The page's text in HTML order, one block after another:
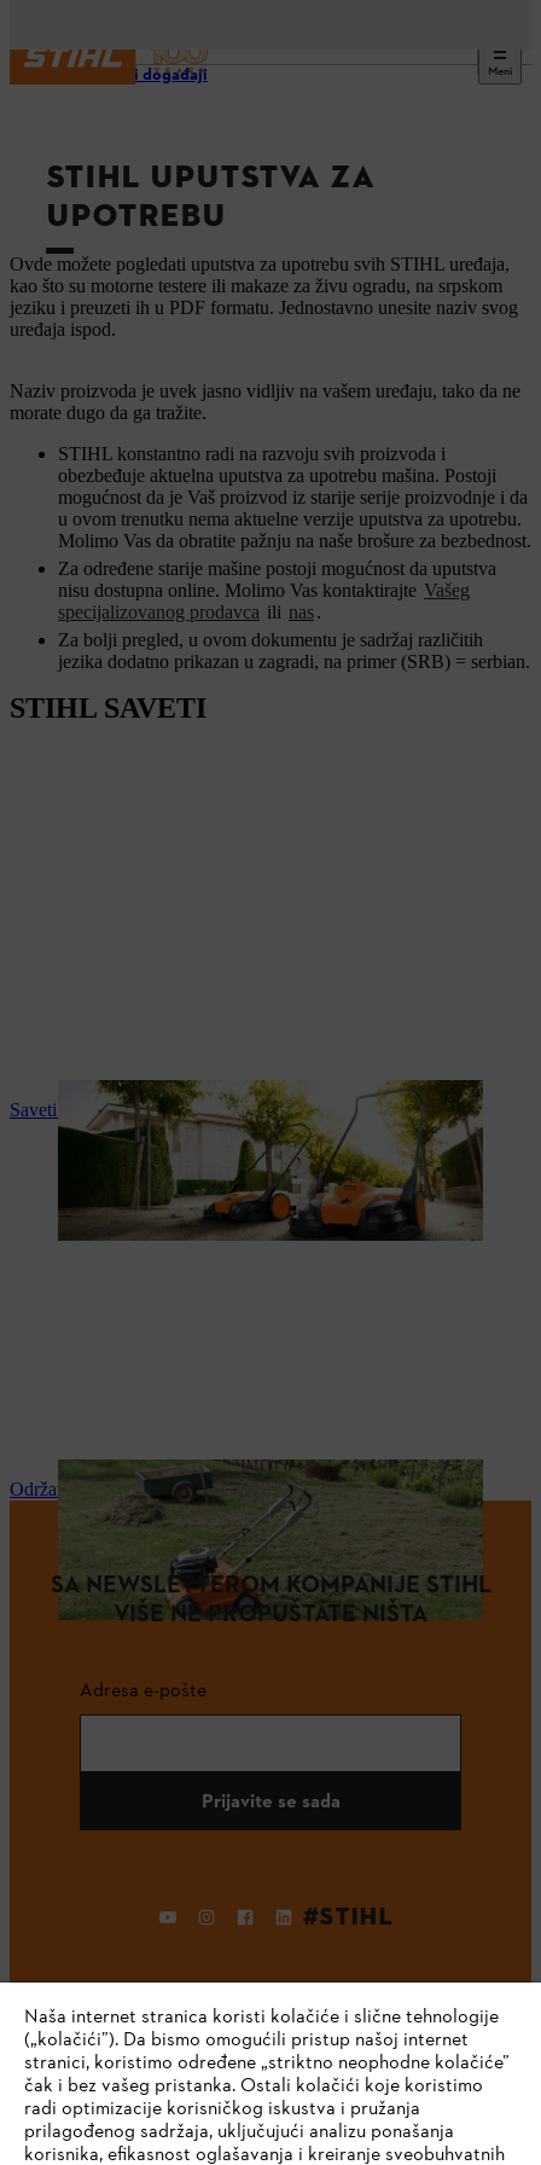
Meni
Usluge i događaji
STIHL UPUTSTVA ZA
UPOTREBU
Ovde možete pogledati uputstva za upotrebu svih STIHL uređaja,
kao što su motorne testere ili makaze za živu ogradu, na srpskom
jeziku i preuzeti ih u PDF formatu. Jednostavno unesite naziv svog
uređaja ispod.
Naziv proizvoda je uvek jasno vidljiv na vašem uređaju, tako da ne
morate dugo da ga tražite.
STIHL konstantno radi na razvoju svih proizvoda i
obezbeđuje aktuelna uputstva za upotrebu mašina. Postoji
mogućnost da je Vaš proizvod iz starije serije proizvodnje i da
u ovom trenutku nema aktuelne verzije uputstva za upotrebu.
Molimo Vas da obratite pažnju na naše brošure za bezbednost.
Za određene starije mašine postoji mogućnost da uputstva
nisu dostupna online. Molimo Vas kontaktirajte Vašeg
specijalizovanog prodavca ili nas.
Za bolji pregled, u ovom dokumentu je sadržaj različitih
jezika dodatno prikazan u zagradi, na primer (SRB) = serbian.
STIHL SAVETI
Saveti i upustva za upotrebu
Održavanje i popravka
SA NEWSLETTEROM KOMPANIJE STIHL
VIŠE NE PROPUŠTATE NIŠTA
Adresa e-pošte
Prijavite se sada
#STIHL
Kompanija
Naša internet stranica koristi kolačiće i slične tehnologije
(„kolačići”). Da bismo omogućili pristup našoj internet
stranici, koristimo određene „striktno neophodne kolačiće”
čak i bez vašeg pristanka. Ostali kolačići koje koristimo
radi optimizacije korisničkog iskustva i pružanja
prilagođenog sadržaja, uključujući analizu ponašanja
korisnika, efikasnost oglašavanja i kreiranje sveobuhvatnih